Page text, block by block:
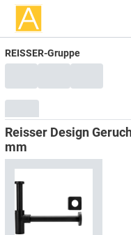
REISSER-Gruppe
Reisser Design
mm